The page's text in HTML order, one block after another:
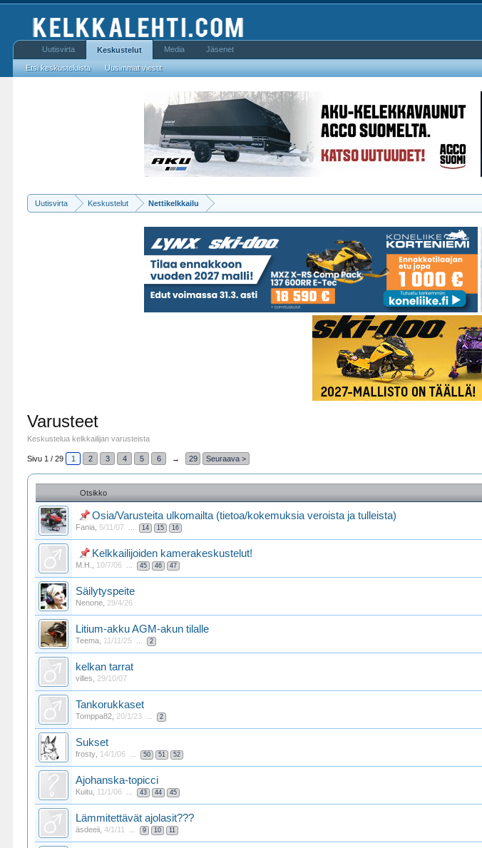
Uutisvirta Keskustelut Nettikelkkailu
Varusteet
Keskustelua kelkkailijan varusteista
Sivu 1 / 29 1 2 3 4 5 6 → 29 Seuraava >
Otsikko
Osia/Varusteita ulkomailta (tietoa/kokemuksia veroista ja tulleista)
Fania 5/11/07 ... 14 15 16
Kelkkailijoiden kamerakeskustelut!
M.H. 10/7/06 ... 45 46 47
Säilytyspeite
Nenone 29/4/26
Litium-akku AGM-akun tilalle
Teema 11/11/25 ... 2
kelkan tarrat
villes 29/10/07
Tankorukkaset
Tomppa82 20/1/23 ... 2
Sukset
frosty 14/1/06 ... 50 51 52
Ajohanska-topicci
Kuitu 11/1/06 ... 43 44 45
Lämmitettävät ajolasit???
äsdeeii ,4/1/11 ... 9 10 11
Uutisvirta Keskustelut
Etsi keskusteluista Uusimmat viestit
Media Jäsenet